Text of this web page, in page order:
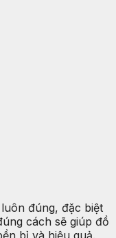
luôn đúng, đặc biệt
cách sẽ giúp đồ
bỉ và hiệu quả.